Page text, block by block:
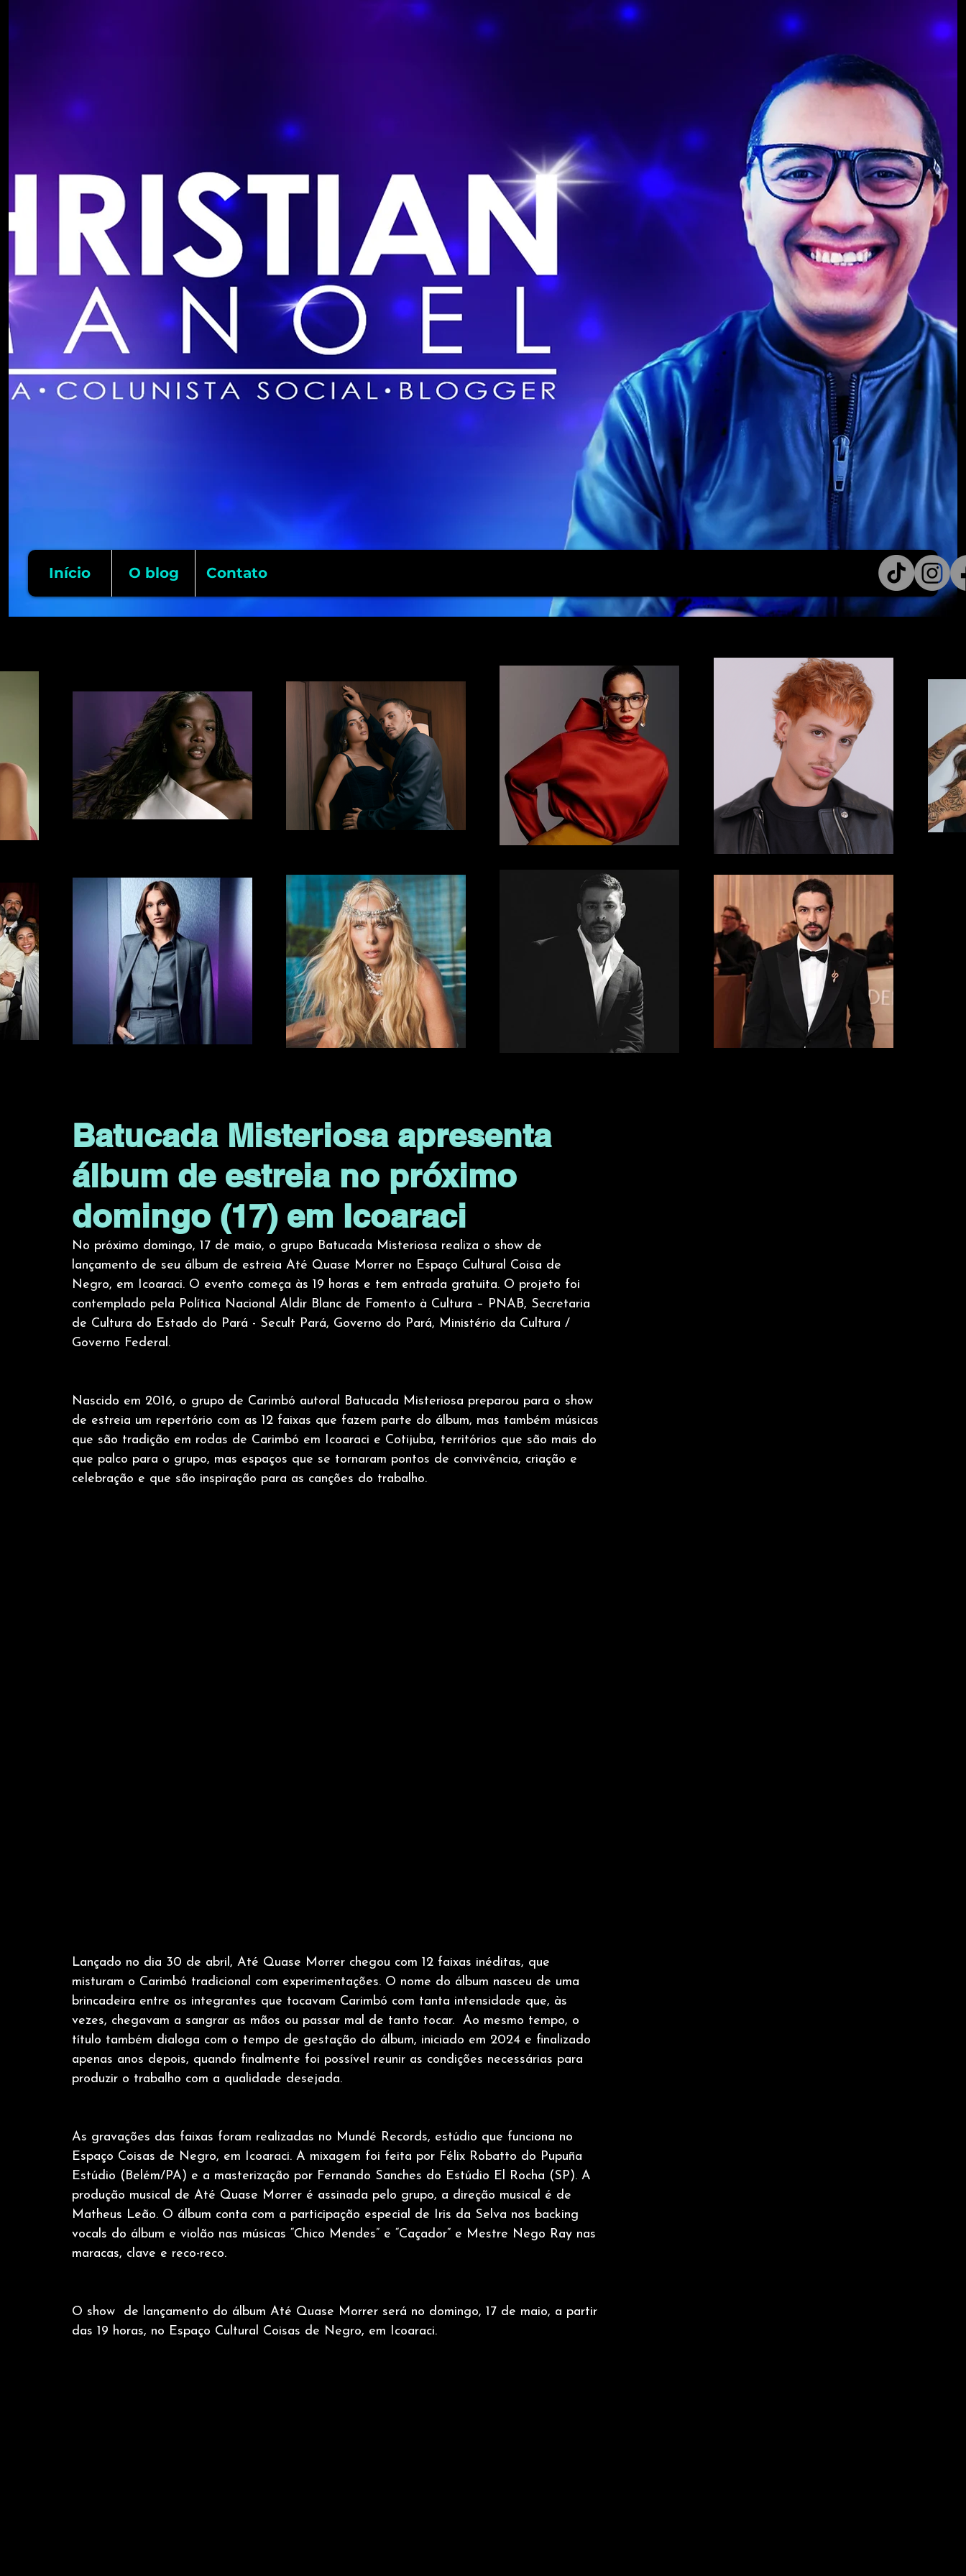
Início O blog Contato
Batucada Misteriosa apresenta
álbum de estreia no próximo
domingo (17) em Icoaraci
No próximo domingo, 17 de maio, o grupo Batucada Misteriosa realiza o show de
lançamento de seu álbum de estreia Até Quase Morrer no Espaço Cultural Coisa de
Negro, em Icoaraci. O evento começa às 19 horas e tem entrada gratuita. O projeto foi
contemplado pela Política Nacional Aldir Blanc de Fomento à Cultura – PNAB, Secretaria
de Cultura do Estado do Pará - Secult Pará, Governo do Pará, Ministério da Cultura /
Governo Federal.
Nascido em 2016, o grupo de Carimbó autoral Batucada Misteriosa preparou para o show
de estreia um repertório com as 12 faixas que fazem parte do álbum, mas também músicas
que são tradição em rodas de Carimbó em Icoaraci e Cotijuba, territórios que são mais do
que palco para o grupo, mas espaços que se tornaram pontos de convivência, criação e
celebração e que são inspiração para as canções do trabalho.
Lançado no dia 30 de abril, Até Quase Morrer chegou com 12 faixas inéditas, que
misturam o Carimbó tradicional com experimentações. O nome do álbum nasceu de uma
brincadeira entre os integrantes que tocavam Carimbó com tanta intensidade que, às
vezes, chegavam a sangrar as mãos ou passar mal de tanto tocar.  Ao mesmo tempo, o
título também dialoga com o tempo de gestação do álbum, iniciado em 2024 e finalizado
apenas anos depois, quando finalmente foi possível reunir as condições necessárias para
produzir o trabalho com a qualidade desejada.
As gravações das faixas foram realizadas no Mundé Records, estúdio que funciona no
Espaço Coisas de Negro, em Icoaraci. A mixagem foi feita por Félix Robatto do Pupuña
Estúdio (Belém/PA) e a masterização por Fernando Sanches do Estúdio El Rocha (SP). A
produção musical de Até Quase Morrer é assinada pelo grupo, a direção musical é de
Matheus Leão. O álbum conta com a participação especial de Iris da Selva nos backing
vocals do álbum e violão nas músicas “Chico Mendes” e “Caçador” e Mestre Nego Ray nas
maracas, clave e reco-reco.
O show  de lançamento do álbum Até Quase Morrer será no domingo, 17 de maio, a partir
das 19 horas, no Espaço Cultural Coisas de Negro, em Icoaraci.